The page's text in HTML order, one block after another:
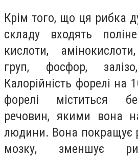
Крім того, що ця рибка
складу входять
кислоти,
груп, фосфор,
Калорійність форелі на
форелі міститься
речовин, якими вона
людини. Вона покращує
мозку, зменшує